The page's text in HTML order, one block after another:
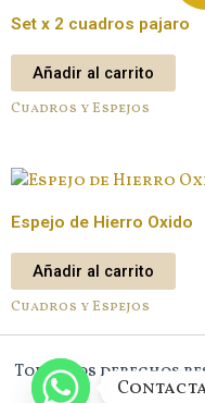
Set x 2 cuadros pajaro
Añadir al carrito
Cuadros y Espejos
Espejo de Hierro Oxido
Añadir al carrito
Cuadros y Espejos
Todos los derechos